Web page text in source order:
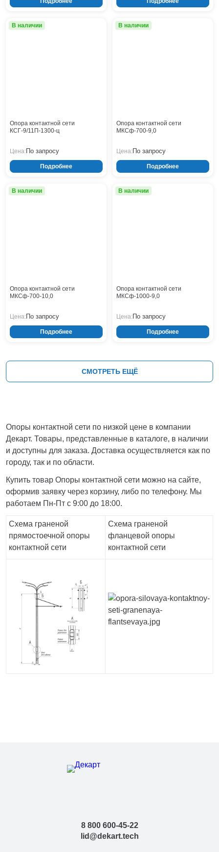
В наличии
Опора контактной сети
КСГ-9/11П-1300-ц
Цена:По запросу
Подробнее
В наличии
Опора контактной сети
МКСф-700-9,0
Цена:По запросу
Подробнее
В наличии
Опора контактной сети
МКСф-700-10,0
Цена:По запросу
Подробнее
В наличии
Опора контактной сети
МКСф-1000-9,0
Цена:По запросу
Подробнее
СМОТРЕТЬ ЕЩЁ
Опоры контактной сети по низкой цене в компании
Декарт. Товары, представленные в каталоге, в наличии
и доступны для заказа. Доставка осуществляется как по
городу, так и по области.
Купить товар Опоры контактной сети можно на сайте,
оформив заявку через корзину, либо по телефону. Мы
работаем Пн-Пт с 9:00 до 18:00.
Схема граненой
прямостоечной опоры
контактной сети
Схема граненой
фланцевой опоры
контактной сети
8 800 600-45-22
lid@dekart.tech